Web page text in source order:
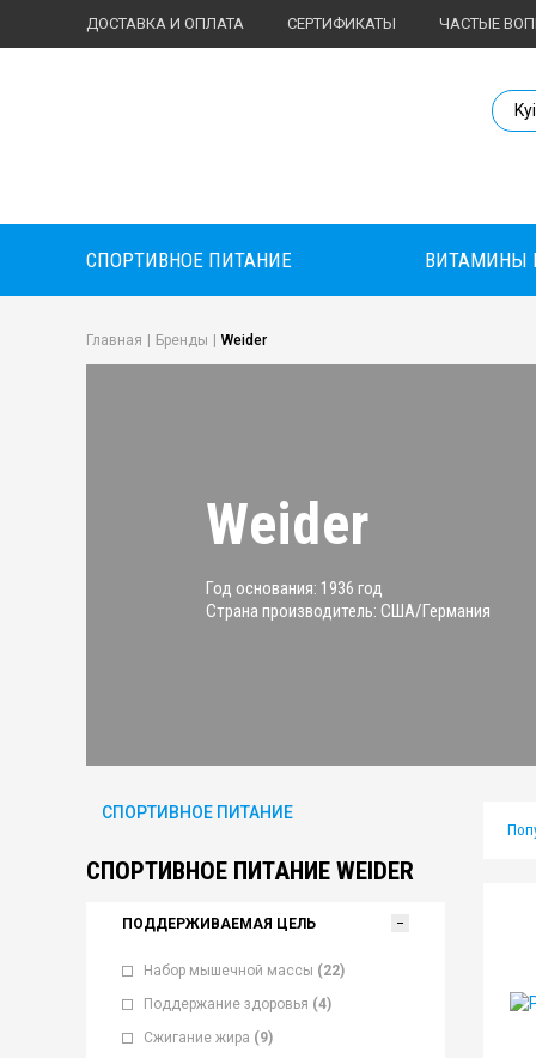
ДОСТАВКА И ОПЛАТА СЕРТИФИКАТЫ ЧАСТЫЕ
Body Market
СПОРТИВНОЕ ПИТАНИЕ ВИТАМИНЫ
Главная Бренды Weider
Weider
Год основания: 1936 год
Страна производитель: США/Германия
СПОРТИВНОЕ ПИТАНИЕ
СПОРТИВНОЕ ПИТАНИЕ WEIDER
ПОДДЕРЖИВАЕМАЯ ЦЕЛЬ
Набор мышечной массы (22)
Поддержание здоровья (4)
Сжигание жира (9)